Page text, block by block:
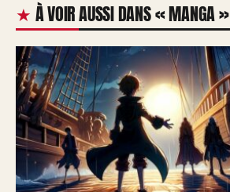
À VOIR AUSSI DANS « MANGA »